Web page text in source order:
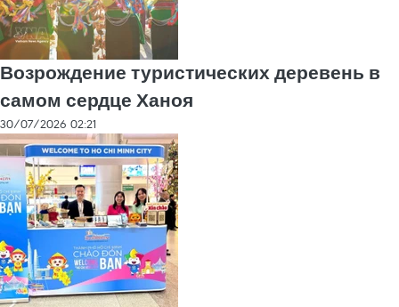
Возрождение туристических деревень в
самом сердце Ханоя
30/07/2026 02:21